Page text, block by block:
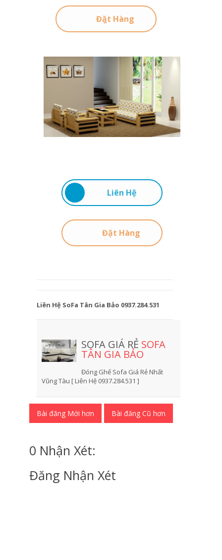
Đặt Hàng
Liên Hệ
Đặt Hàng
Liên Hệ SoFa Tân Gia Bảo 0937.284.531
SOFA GIÁ RẺ SOFA
TÂN GIA BẢO
Đóng Ghế Sofa Giá Rẻ Nhất
Vũng Tàu [ Liên Hệ 0937.284.531 ]
Bài đăng Mới hơn Bài đăng Cũ hơn
0 Nhận Xét:
Đăng Nhận Xét